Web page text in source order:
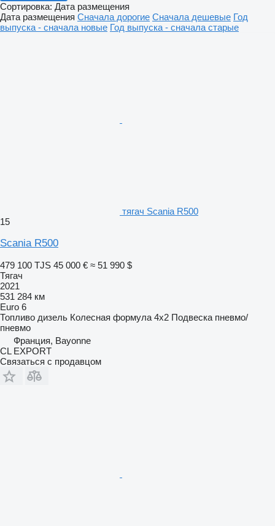
Сортировка: Дата размещения
Дата размещения Сначала дорогие Сначала дешевые Год
выпуска - сначала новые Год выпуска - сначала старые
тягач Scania R500
15
Scania R500
479 100 TJS 45 000 € ≈ 51 990 $
Тягач
2021
531 284 км
Euro 6
Топливо дизель Колесная формула 4x2 Подвеска пневмо/
пневмо
Франция, Bayonne
CL EXPORT
Связаться с продавцом